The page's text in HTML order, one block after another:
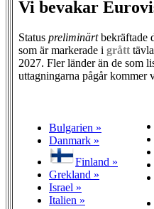
Vi bevakar
Status preliminärtbekräftade
som är markerade i grått
2027. Fler länder än de som
uttagningarna pågår kommer
Bulgarien »
Danmark »
Finland »
Grekland »
Israel »
Italien »